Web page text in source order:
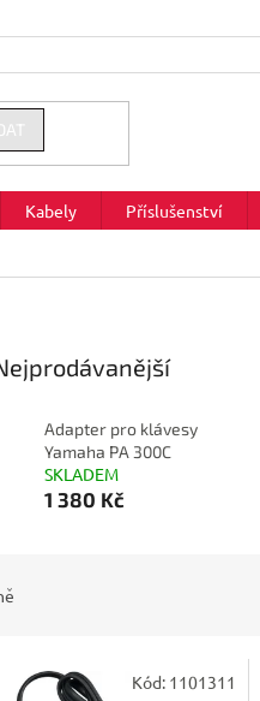
Kabely Příslušenství
Adapter pro klávesy
Yamaha PA 300C
SKLADEM
1 380 Kč
Kód: 1101311